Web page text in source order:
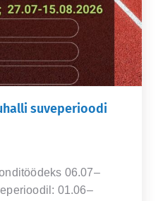
suveperioodi
06.07–
01.06–